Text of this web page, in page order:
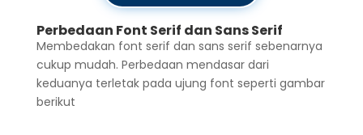
Perbedaan Font Serif dan Sans Serif
Membedakan font serif dan sans serif sebenarnya
cukup mudah. Perbedaan mendasar dari
keduanya terletak pada ujung font seperti gambar
berikut